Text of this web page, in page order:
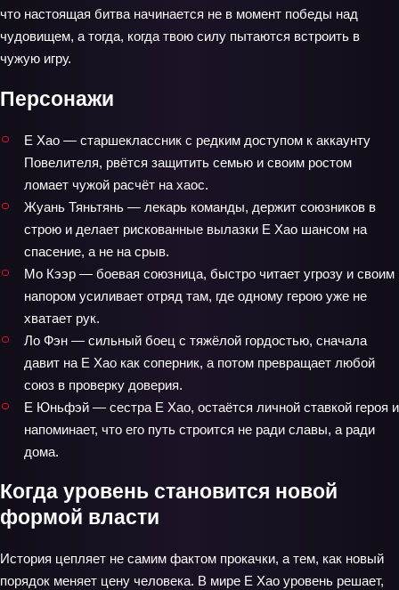
что настоящая битва начинается не в момент победы над
чудовищем, а тогда, когда твою силу пытаются встроить в
чужую игру.
Персонажи
Е Хао — старшеклассник с редким доступом к аккаунту
Повелителя, рвётся защитить семью и своим ростом
ломает чужой расчёт на хаос.
Жуань Тяньтянь — лекарь команды, держит союзников в
строю и делает рискованные вылазки Е Хао шансом на
спасение, а не на срыв.
Мо Кээр — боевая союзница, быстро читает угрозу и своим
напором усиливает отряд там, где одному герою уже не
хватает рук.
Ло Фэн — сильный боец с тяжёлой гордостью, сначала
давит на Е Хао как соперник, а потом превращает любой
союз в проверку доверия.
Е Юньфэй — сестра Е Хао, остаётся личной ставкой героя и
напоминает, что его путь строится не ради славы, а ради
дома.
Когда уровень становится новой
формой власти
История цепляет не самим фактом прокачки, а тем, как новый
порядок меняет цену человека. В мире Е Хао уровень решает,